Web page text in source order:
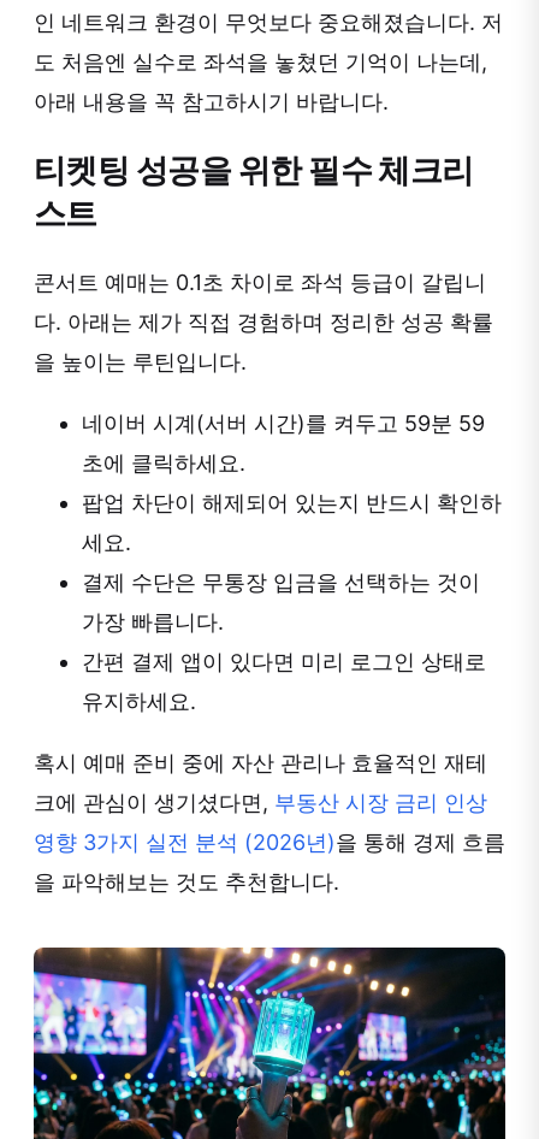
인 네트워크 환경이 무엇보다 중요해졌습니다. 저
도 처음엔 실수로 좌석을 놓쳤던 기억이 나는데,
아래 내용을 꼭 참고하시기 바랍니다.
티켓팅 성공을 위한 필수 체크리
스트
콘서트 예매는 0.1초 차이로 좌석 등급이 갈립니
다. 아래는 제가 직접 경험하며 정리한 성공 확률
을 높이는 루틴입니다.
네이버 시계(서버 시간)를 켜두고 59분 59
초에 클릭하세요.
팝업 차단이 해제되어 있는지 반드시 확인하
세요.
결제 수단은 무통장 입금을 선택하는 것이
가장 빠릅니다.
간편 결제 앱이 있다면 미리 로그인 상태로
유지하세요.
혹시 예매 준비 중에 자산 관리나 효율적인 재테
크에 관심이 생기셨다면, 부동산 시장 금리 인상
영향 3가지 실전 분석 (2026년)을 통해 경제 흐름
을 파악해보는 것도 추천합니다.